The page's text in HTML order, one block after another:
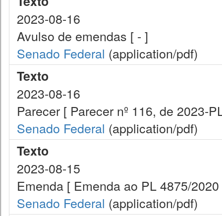
2023-08-16
Avulso de emendas [ - ]
Senado Federal (application/pdf)
Texto
2023-08-16
Parecer [ Parecer nº 116, de 2023-
Senado Federal (application/pdf)
Texto
2023-08-15
Emenda [ Emenda ao PL 4875/
Senado Federal (application/pdf)